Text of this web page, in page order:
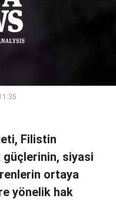
Filistin
güçlerinin, siyasi
ortaya
yönelik hak